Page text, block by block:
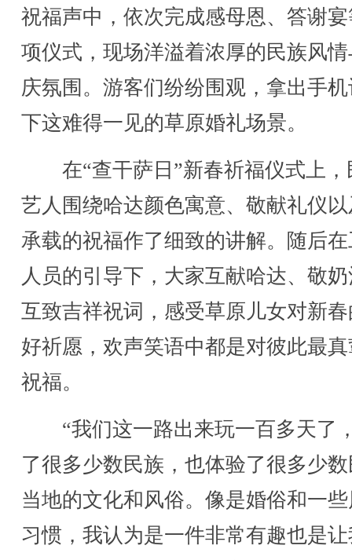
祝福声中，依次完成感母恩、答谢
项仪式，现场洋溢着浓厚的民族风
庆氛围。游客们纷纷围观，拿出手
下这难得一见的草原婚礼场景。
在“查干萨日”新春祈福仪式上，
艺人围绕哈达颜色寓意、敬献礼仪
承载的祝福作了细致的讲解。随后
人员的引导下，大家互献哈达、敬
互致吉祥祝词，感受草原儿女对新
好祈愿，欢声笑语中都是对彼此最
祝福。
“我们这一路出来玩一百多天了
了很多少数民族，也体验了很多少
当地的文化和风俗。像是婚俗和一
习惯，我认为是一件非常有趣也是